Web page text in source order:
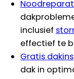
inclusief
effectief te
Gratis
dak in